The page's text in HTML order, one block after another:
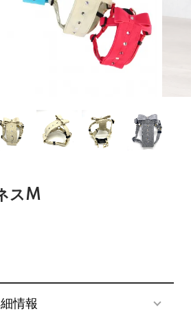
スM
情報